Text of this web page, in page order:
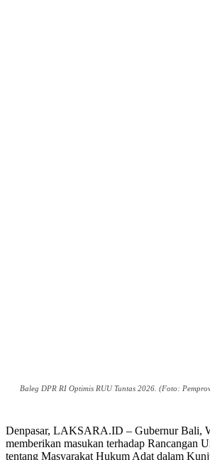
Baleg DPR RI Optimis RUU Tuntas 2026. (Foto:
Denpasar, LAKSARA.ID – Gubernur Bali,
memberikan masukan terhadap Rancangan
tentang Masyarakat Hukum Adat dalam